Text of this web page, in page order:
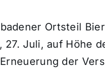
Ortsteil
Juli, auf Höhe
der